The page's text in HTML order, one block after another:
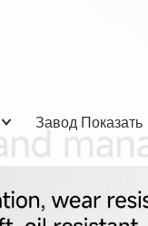
Завод Показать